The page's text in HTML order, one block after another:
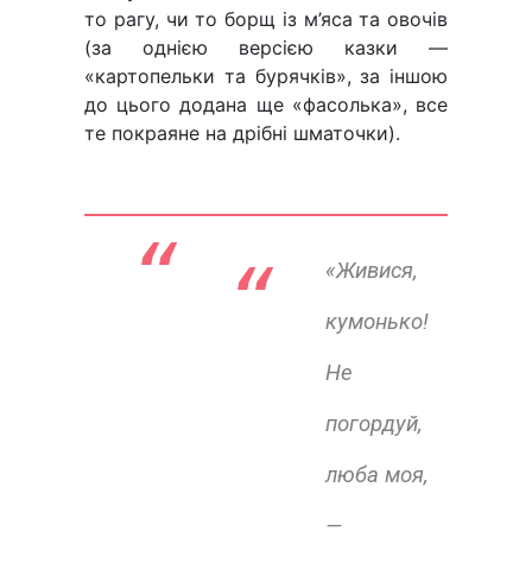
то рагу, чи то борщ із м’яса та овочів
(за однією версією казки —
«картопельки та бурячків», за іншою
до цього додана ще «фасолька», все
те покраяне на дрібні шматочки).
“
«Живися,
кумонько!
Не
погордуй,
люба моя,
—